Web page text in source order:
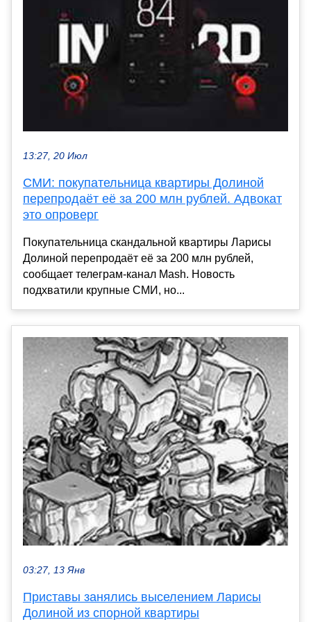
13:27, 20 Июл
СМИ: покупательница квартиры Долиной
перепродаёт её за 200 млн рублей. Адвокат
это опроверг
Покупательница скандальной квартиры Ларисы
Долиной перепродаёт её за 200 млн рублей,
сообщает телеграм-канал Mash. Новость
подхватили крупные СМИ, но...
03:27, 13 Янв
Приставы занялись выселением Ларисы
Долиной из спорной квартиры